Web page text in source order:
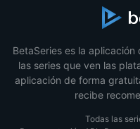
BetaSeries es la
las series que ven las
aplicación de forma
recibe
Todas las